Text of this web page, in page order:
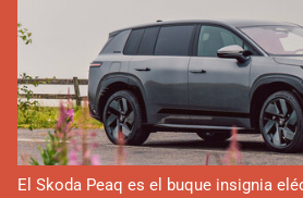
El Skoda Peaq es el buque insignia